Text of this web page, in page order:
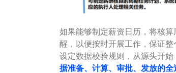
如果能够制定薪资日历，将核
醒，以便按时开展工作，保证
设定数据校验规则，从源头开
据准备、计算、审批、发放的